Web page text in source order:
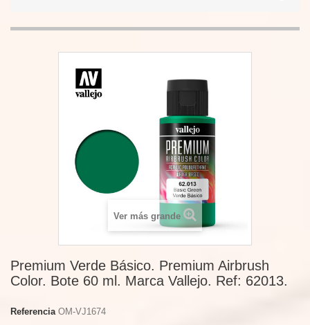
Ver más grande
Premium Verde Básico. Premium Airbrush
Color. Bote 60 ml. Marca Vallejo. Ref: 62013.
Referencia OM-VJ1674